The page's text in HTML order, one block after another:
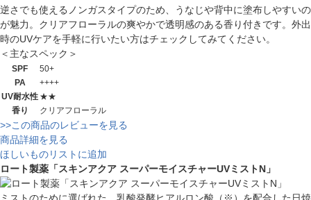
逆さでも使えるノンガスタイプのため、うなじや背中に塗布しやすいの
が魅力。クリアフローラルの爽やかで透明感のある香り付きです。外出
時のUVケアを手軽に行いたい方はチェックしてみてください。
＜主なスペック＞
SPF
50+
PA
++++
UV耐水性 ★★
香り
クリアフローラル
>>この商品のレビューを見る
商品詳細を見る
ほしいものリストに追加
ロート製薬「スキンアクア スーパーモイスチャーUVミストN」